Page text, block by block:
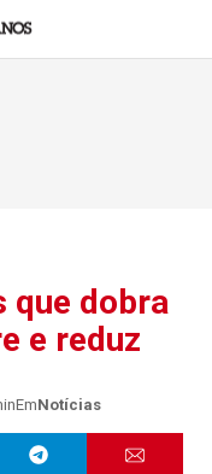
que dobra
e reduz
EmNotícias